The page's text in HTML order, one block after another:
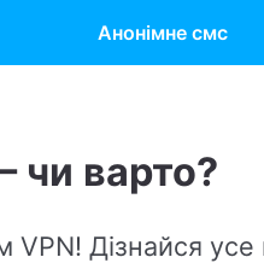
Анонімне смс